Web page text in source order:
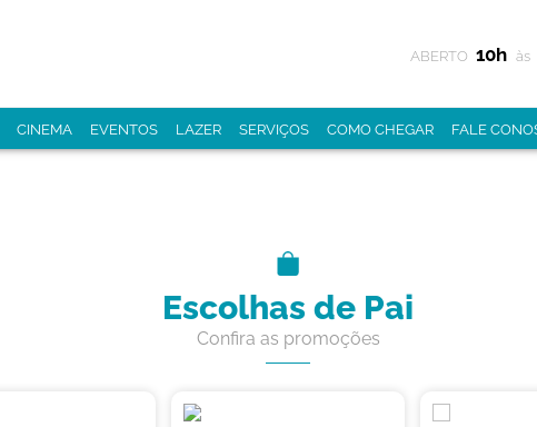
ABERTO 10h às
CINEMA EVENTOS LAZER SERVIÇOS COMO CHEGAR FALE
Escolhas de Pai
Confira as promoções